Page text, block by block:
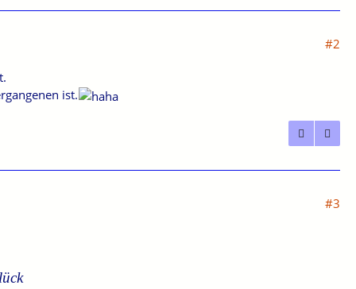
#2
ist.
#3